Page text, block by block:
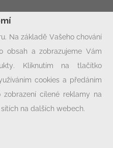
Na základě Vašeho chování
obsah a zobrazujeme Vám
Kliknutím na tlačítko
cookies a předáním
cílené reklamy na
na dalších webech.
tlačítko „Nastavit“.